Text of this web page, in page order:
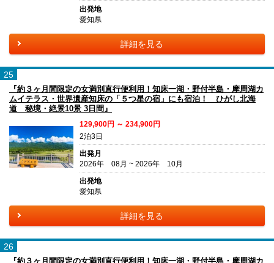
出発地
愛知県
詳細を見る
25
『約３ヶ月間限定の女満別直行便利用！知床一湖・野付半島・摩周湖カ
ムイテラス・世界遺産知床の「５つ星の宿」にも宿泊！ ひがし北海
道 秘境・絶景10景 3日間』
129,900円 ～ 234,900円
2泊3日
出発月
2026年 08月 ~ 2026年 10月
出発地
愛知県
詳細を見る
26
『約３ヶ月間限定の女満別直行便利用！知床一湖・野付半島・摩周湖カ